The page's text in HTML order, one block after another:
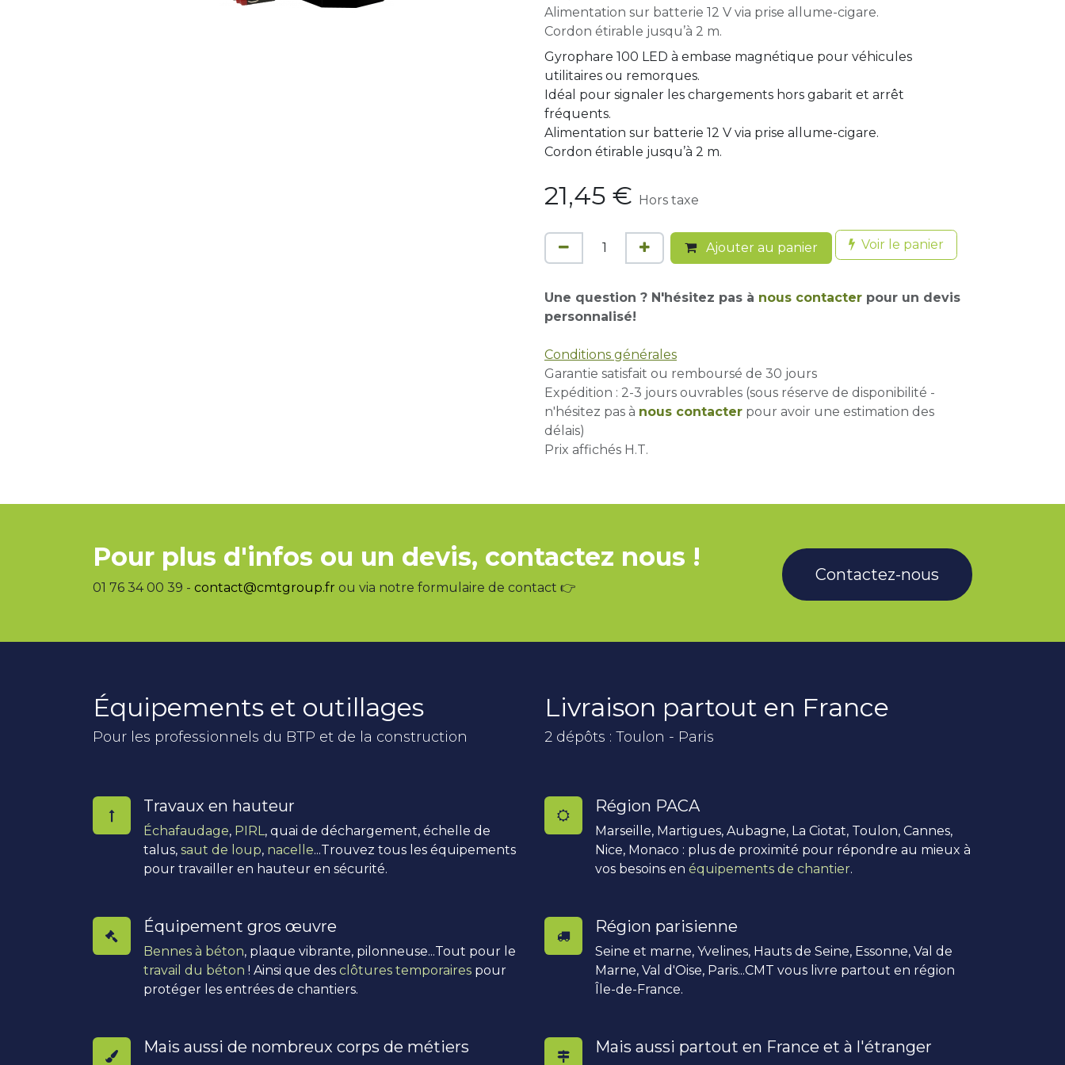
Alimentation sur batterie 12 V via prise allume-cigare.
Cordon étirable jusqu’à 2 m.
Gyrophare 100 LED à embase magnétique pour véhicules
utilitaires ou remorques.
Idéal pour signaler les chargements hors gabarit et arrêt
fréquents.
Alimentation sur batterie 12 V via prise allume-cigare.
Cordon étirable jusqu’à 2 m.
21,45 € Hors taxe
Ajouter au panier Voir le panier
Une question ? N'hésitez pas à nous contacter pour un devis
personnalisé!
Conditions générales
Garantie satisfait ou remboursé de 30 jours
Expédition : 2-3 jours ouvrables (sous réserve de disponibilité -
n'hésitez pas à nous contacter pour avoir une estimation des
délais)
Prix affichés H.T.
Pour plus d'infos ou un devis, contactez nous !
01 76 34 00 39 - contact@cmtgroup.fr ou via notre formulaire de contact 👉
Contactez-nous
Équipements et outillages
Pour les professionnels du BTP et de la construction
Travaux en hauteur
Échafaudage, PIRL, quai de déchargement, échelle de
talus, saut de loup, nacelle...Trouvez tous les équipements
pour travailler en hauteur en sécurité.
Équipement gros œuvre
Bennes à béton, plaque vibrante, pilonneuse...Tout pour le
travail du béton ! Ainsi que des clôtures temporaires pour
protéger les entrées de chantiers.
Mais aussi de nombreux corps de métiers
Livraison partout en France
2 dépôts : Toulon - Paris
Région PACA
Marseille, Martigues, Aubagne, La Ciotat, Toulon, Cannes,
Nice, Monaco : plus de proximité pour répondre au mieux à
vos besoins en équipements de chantier.
Région parisienne
Seine et marne, Yvelines, Hauts de Seine, Essonne, Val de
Marne, Val d'Oise, Paris...CMT vous livre partout en région
Île-de-France.
Mais aussi partout en France et à l'étranger